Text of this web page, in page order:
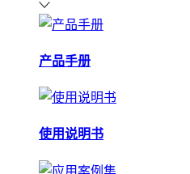
产品手册
使用说明书